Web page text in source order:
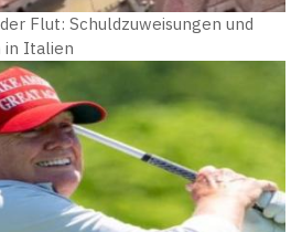
Flut: Schuldzuweisungen und
in Italien